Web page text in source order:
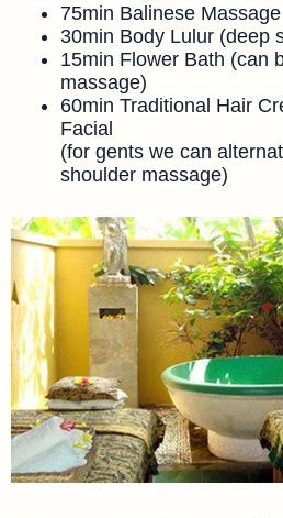
75min Balinese Massage
30min Body Lulur (deep
15min Flower Bath (can
massage)
60min Traditional Hair
Facial
(for gents we can
shoulder massage)